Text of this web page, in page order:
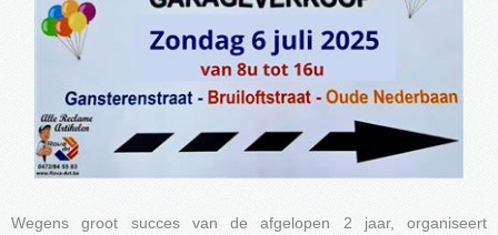
Wegens groot succes van de afgelopen 2 jaar, organiseert